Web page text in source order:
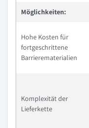
Möglichkeiten:
Hohe Kosten für
fortgeschrittene
Barrierematerialien
Komplexität der
Lieferkette